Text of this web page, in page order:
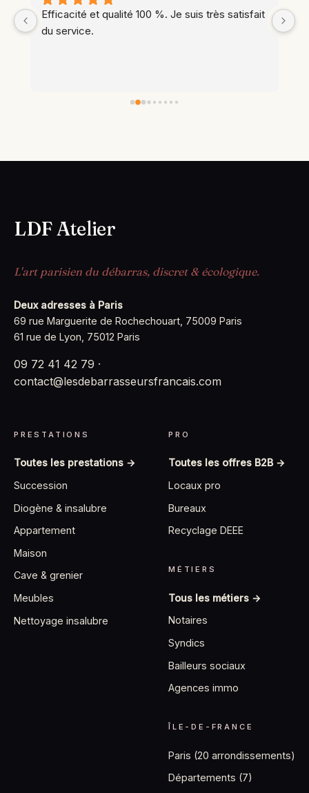
Intervention rapide, résultat propre (j’ai
apprécié qu'un coup de balai ait été donné),
LDF Atelier
L'art parisien du débarras, discret & écologique.
Deux adresses à Paris
69 rue Marguerite de Rochechouart, 75009 Paris
61 rue de Lyon, 75012 Paris
09 72 41 42 79 ·
contact@lesdebarrasseursfrancais.com
PRESTATIONS
Toutes les prestations →
Succession
Diogène & insalubre
Appartement
Maison
Cave & grenier
Meubles
Nettoyage insalubre
PRO
Toutes les offres B2B →
Locaux pro
Bureaux
Recyclage DEEE
MÉTIERS
Tous les métiers →
Notaires
Syndics
Bailleurs sociaux
Agences immo
ÎLE-DE-FRANCE
Paris (20 arrondissements)
Départements (7)